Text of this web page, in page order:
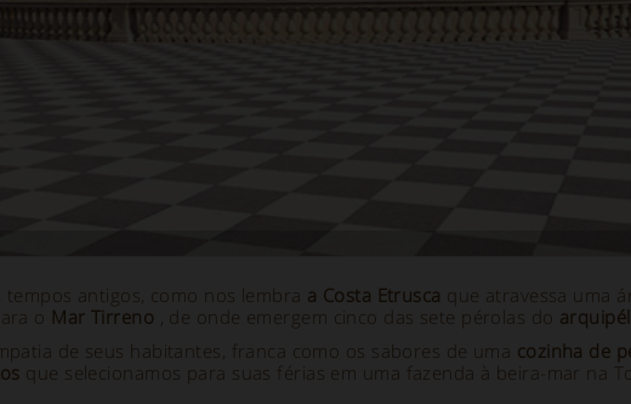
antigos, como nos lembra a Costa Etrusca que atravessa uma
o Mar Tirreno , de onde emergem cinco das sete pérolas do
de seus habitantes, franca como os sabores de uma cozinha de
que selecionamos para suas férias em uma fazenda à beira-mar na